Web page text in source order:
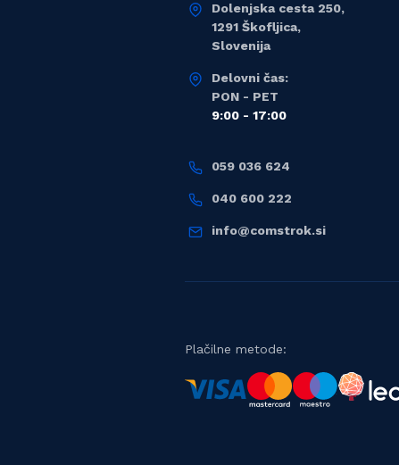
Dolenjska cesta 250,
1291 Škofljica,
Slovenija
Delovni čas:
PON - PET
9:00 - 17:00
059 036 624
040 600 222
info@comstrok.si
Plačilne metode: